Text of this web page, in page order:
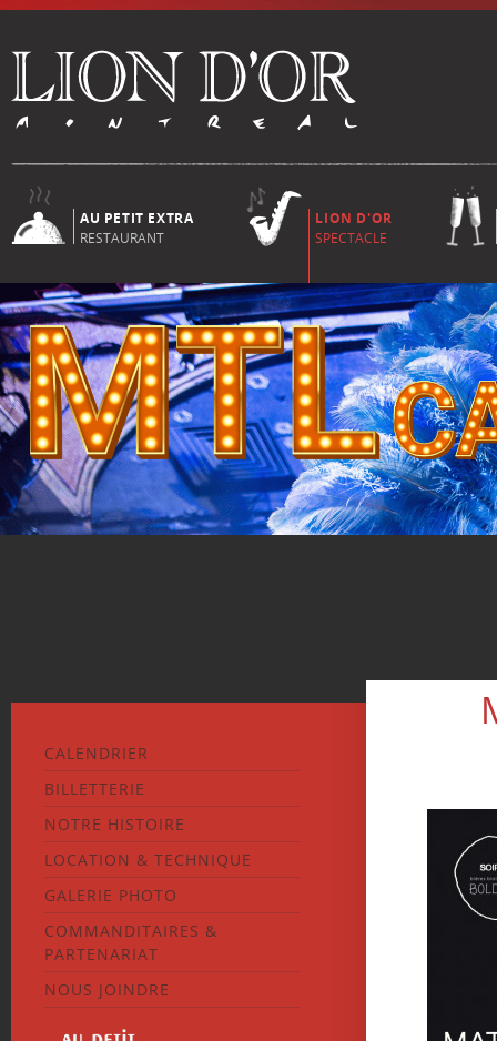
AU PETIT EXTRA
RESTAURANT
LION D'OR
SPECTACLE
CALENDRIER
BILLETTERIE
NOTRE HISTOIRE
LOCATION & TECHNIQUE
GALERIE PHOTO
COMMANDITAIRES &
PARTENARIAT
NOUS JOINDRE